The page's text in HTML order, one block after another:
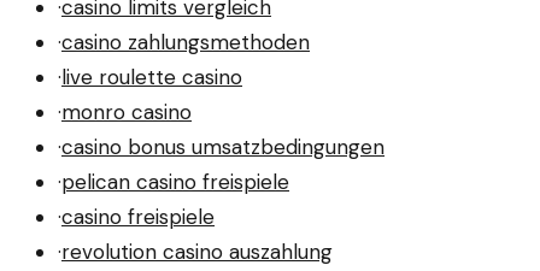
·casino limits vergleich
·casino zahlungsmethoden
·live roulette casino
·monro casino
·casino bonus umsatzbedingungen
·pelican casino freispiele
·casino freispiele
·revolution casino auszahlung